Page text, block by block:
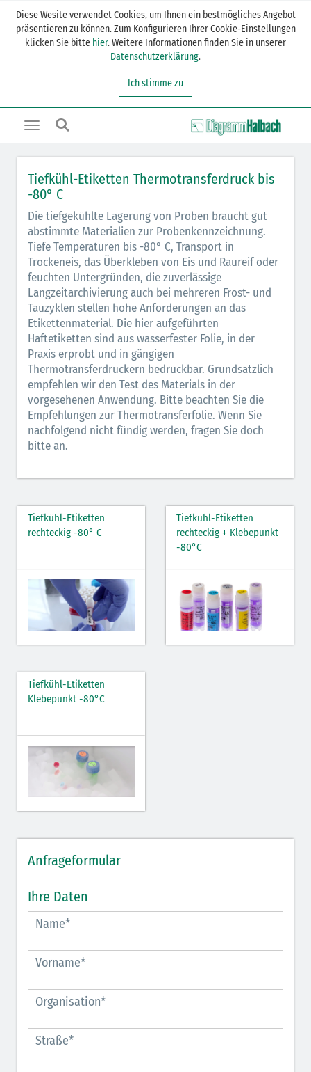
Diese Wesite verwendet Cookies, um Ihnen ein bestmögliches Angebot
präsentieren zu können. Zum Konfigurieren Ihrer Cookie-Einstellungen
klicken Sie bitte hier. Weitere Informationen finden Sie in unserer
Datenschutzerklärung.
Ich stimme zu
Toggle
Tiefkühl-Etiketten Thermotransferdruck bis
-80° C
Die tiefgekühlte Lagerung von Proben braucht gut
abstimmte Materialien zur Probenkennzeichnung.
Tiefe Temperaturen bis -80° C, Transport in
Trockeneis, das Überkleben von Eis und Raureif oder
feuchten Untergründen, die zuverlässige
Langzeitarchivierung auch bei mehreren Frost- und
Tauzyklen stellen hohe Anforderungen an das
Etikettenmaterial. Die hier aufgeführten
Haftetiketten sind aus wasserfester Folie, in der
Praxis erprobt und in gängigen
Thermotransferdruckern bedruckbar. Grundsätzlich
empfehlen wir den Test des Materials in der
vorgesehenen Anwendung. Bitte beachten Sie die
Empfehlungen zur Thermotransferfolie. Wenn Sie
nachfolgend nicht fündig werden, fragen Sie doch
bitte an.
Tiefkühl-Etiketten
rechteckig -80° C
Tiefkühl-Etiketten
rechteckig + Klebepunkt
-80°C
Tiefkühl-Etiketten
Klebepunkt -80°C
Anfrageformular
Ihre Daten